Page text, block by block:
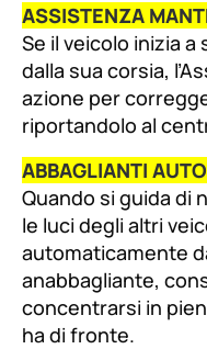
ASSISTENZA
Se il veicolo inizia
dalla sua corsia,
azione per
riportandolo al
ABBAGLIANTI
Quando si guida di
le luci degli altri
automaticamente
anabbagliante,
concentrarsi in
ha di fronte.